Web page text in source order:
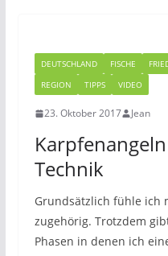
DEUTSCHLAND FISCHE
REGION
TIPPS VIDEO
23. Oktober 2017 Jean
Technik
Grundsätzlich fühle ich
zugehörig. Trotzdem
Phasen in denen ich